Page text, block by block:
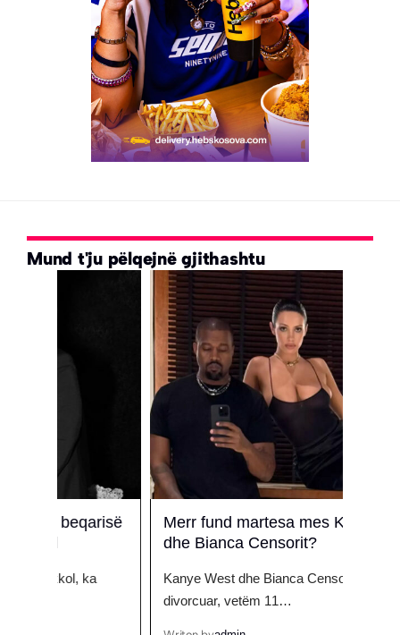
Mund t'ju pëlqejnë gjithashtu
Merr fund martesa mes Kanye West
dhe Bianca Censorit?
Kanye West dhe Bianca Censori janë
divorcuar, vetëm 11…